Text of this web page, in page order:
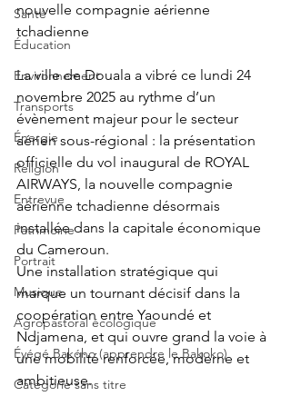
Santé
Éducation
Environnement
Transports
Énergie
Religion
Entrevue
Patrimoine
Portrait
Musique
Agropastoral écologique
Éyégé Bakóho (apprendre le Bakoko)
Catégorie sans titre
nouvelle compagnie aérienne
tchadienne
La ville de Douala a vibré ce lundi 24
novembre 2025 au rythme d’un
évènement majeur pour le secteur
aérien sous-régional : la présentation
officielle du vol inaugural de ROYAL
AIRWAYS, la nouvelle compagnie
aérienne tchadienne désormais
installée dans la capitale économique
du Cameroun.
Une installation stratégique qui
marque un tournant décisif dans la
coopération entre Yaoundé et
Ndjamena, et qui ouvre grand la voie à
une mobilité renforcée, moderne et
ambitieuse.